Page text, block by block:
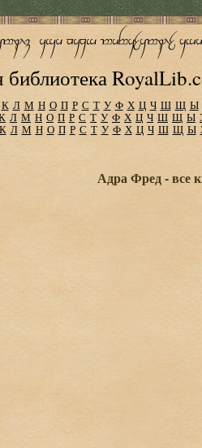
библиотека
К Л М Н О П Р С Т У Ф Х Ц Ч Ш Щ Ы
Л М Н О П Р С Т У Ф Х Ц Ч Ш Щ Ы
К Л М Н О П Р С Т У Ф Х Ц Ч Ш Щ Ы
Адра Фред - все